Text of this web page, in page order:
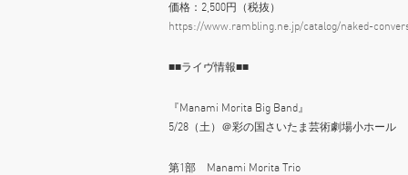
価格：2,500円（税抜）
https://www.rambling.ne.jp/catalog/naked-
■■ライヴ情報■■
『Manami Morita Big Band』
5/28（土）＠彩の国さいたま芸術劇場小ホール
第1部 Manami Morita Trio